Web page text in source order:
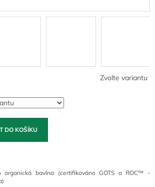
Zvolte variantu
DO KOŠÍKU
organická bavlna (certifikováno GOTS a ROC™ -